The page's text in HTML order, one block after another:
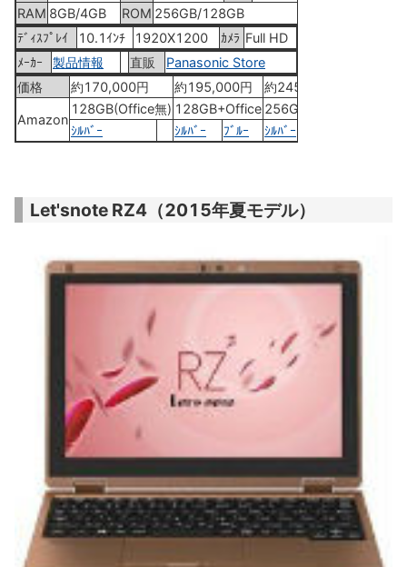
RAM 8GB/4GB ROM 256GB/128GB
ﾃﾞｨｽﾌﾟﾚｲ
10.1ｲﾝﾁ 1920X1200 ｶﾒﾗ Full HD
ﾒｰｶｰ
製品情報 直販
Panasonic Store
価格
約170,000円 約195,000円 約245,000円
Amazon
128GB(Office無) 128GB+Office 256GB+Office
ｼﾙﾊﾞｰ
ｼﾙﾊﾞｰ ﾌﾞﾙｰ ｼﾙﾊﾞｰ
Let'snote RZ4（2015年夏モデル）